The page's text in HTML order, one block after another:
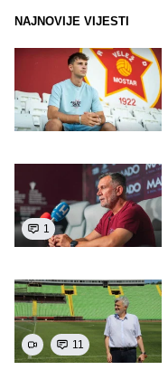
NAJNOVIJE VIJESTI
1
11